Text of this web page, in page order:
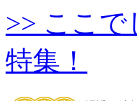
>> ここ
特集！